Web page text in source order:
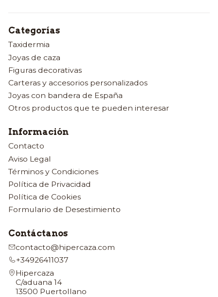
Categorías
Taxidermia
Joyas de caza
Figuras decorativas
Carteras y accesorios personalizados
Joyas con bandera de España
Otros productos que te pueden interesar
Información
Contacto
Aviso Legal
Términos y Condiciones
Política de Privacidad
Política de Cookies
Formulario de Desestimiento
Contáctanos
contacto@hipercaza.com
+34926411037
Hipercaza
C/aduana 14
13500 Puertollano